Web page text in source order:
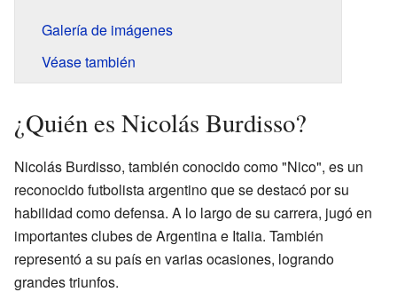
Galería de imágenes
Véase también
¿Quién es Nicolás Burdisso?
Nicolás Burdisso, también conocido como "Nico", es un
reconocido futbolista argentino que se destacó por su
habilidad como defensa. A lo largo de su carrera, jugó en
importantes clubes de Argentina e Italia. También
representó a su país en varias ocasiones, logrando
grandes triunfos.